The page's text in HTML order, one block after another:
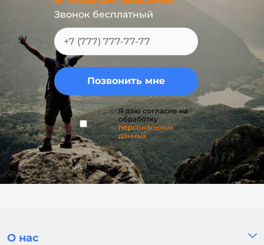
Звонок бесплатный
Позвонить мне
Я даю согласие на
обработку
персональных
данных
О нас